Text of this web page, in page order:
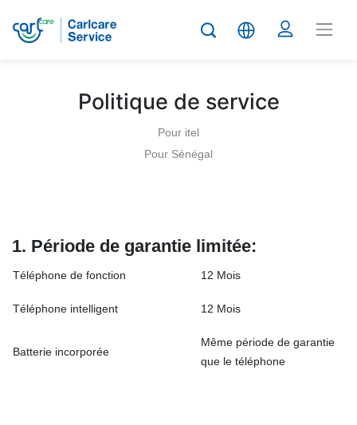
Politique de service
Pour itel
Pour Sénégal
1. Période de garantie limitée:
Téléphone de fonction 12 Mois
Téléphone intelligent 12 Mois
Batterie incorporée
Même période de garantie
que le téléphone